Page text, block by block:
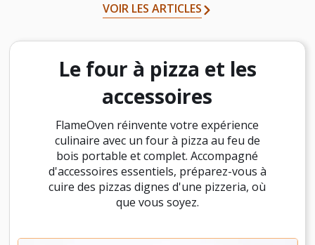
VOIR LES ARTICLES
Le four à pizza et les
accessoires
FlameOven réinvente votre expérience
culinaire avec un four à pizza au feu de
bois portable et complet. Accompagné
d'accessoires essentiels, préparez-vous à
cuire des pizzas dignes d'une pizzeria, où
que vous soyez.